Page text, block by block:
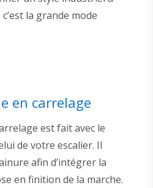
la grande mode
en carrelage
est fait avec le
de votre escalier. Il
afin d’intégrer la
en finition de la marche.